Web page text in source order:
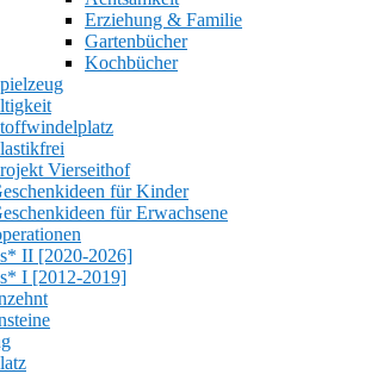
Erziehung & Familie
Gartenbücher
Kochbücher
Vierseithof
für Kinder
für Erwachsene
II [2020-2026]
I [2012-2019]